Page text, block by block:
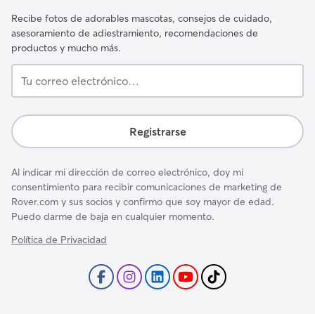
Recibe fotos de adorables mascotas, consejos de cuidado,
asesoramiento de adiestramiento, recomendaciones de
productos y mucho más.
correo
Registrarse
Al indicar mi dirección de correo electrónico, doy mi
consentimiento para recibir comunicaciones de marketing de
Rover.com y sus socios y confirmo que soy mayor de edad.
Puedo darme de baja en cualquier momento.
Política de Privacidad